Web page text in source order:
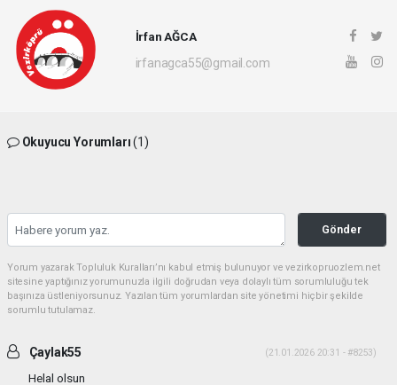
İrfan AĞCA
irfanagca55@gmail.com
Okuyucu Yorumları(1)
Gönder
Yorum yazarak Topluluk Kuralları’nı kabul etmiş bulunuyor ve vezirkopruozlem.net
sitesine yaptığınız yorumunuzla ilgili doğrudan veya dolaylı tüm sorumluluğu tek
başınıza üstleniyorsunuz. Yazılan tüm yorumlardan site yönetimi hiçbir şekilde
sorumlu tutulamaz.
Çaylak55 (21.01.2026 20:31 - #8253)
Helal olsun